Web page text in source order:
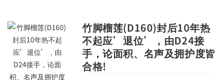
竹脚榴莲(D160)封后10年热
不起应’退位’，由D24接
手，论面积、名声及拥护度皆
合格!